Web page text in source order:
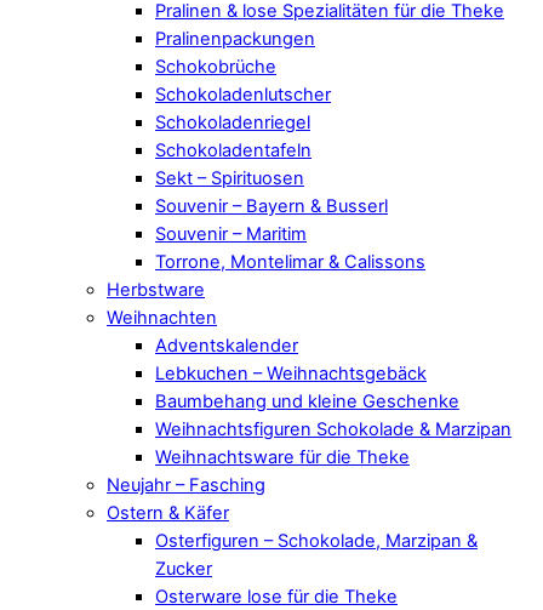
Pralinen & lose Spezialitäten für die Theke
Pralinenpackungen
Schokobrüche
Schokoladenlutscher
Schokoladenriegel
Schokoladentafeln
Sekt – Spirituosen
Souvenir – Bayern & Busserl
Souvenir – Maritim
Torrone, Montelimar & Calissons
Herbstware
Weihnachten
Adventskalender
Lebkuchen – Weihnachtsgebäck
Baumbehang und kleine Geschenke
Weihnachtsfiguren Schokolade & Marzipan
Weihnachtsware für die Theke
Neujahr – Fasching
Ostern & Käfer
Osterfiguren – Schokolade, Marzipan &
Zucker
Osterware lose für die Theke